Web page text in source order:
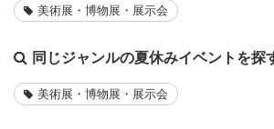
美術展・博物展・展示会
同じジャンルの夏休みイベントを探
美術展・博物展・展示会